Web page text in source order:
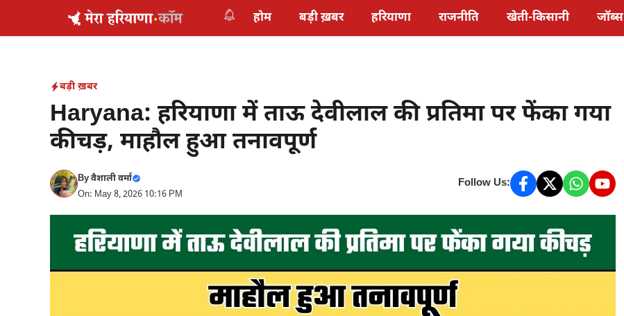
होम बड़ी ख़बर हरियाणा राजनीति खेती-किसानी जॉब्स
बड़ी ख़बर
Haryana: हरियाणा में ताऊ देवीलाल की प्रतिमा पर फेंका गया
कीचड़, माहौल हुआ तनावपूर्ण
Byवैशाली वर्मा
On: May 8, 2026 10:16 PM
Follow Us: